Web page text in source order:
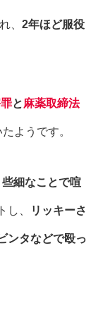
、 2年ほど服役
と麻薬取締法
ようです。
些細なことで喧
し、 リッキーさ
ンタなどで殴っ